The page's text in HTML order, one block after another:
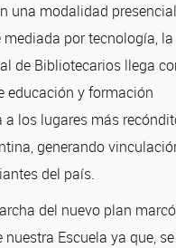
una modalidad presencial
por tecnología, la
de Bibliotecarios llega
educación y formación
los lugares más
generando
del país.
del nuevo plan
Escuela ya que,